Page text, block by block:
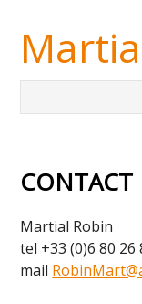
CONTACT
Martial Robin
tel +33 (0)6 80 26
mail